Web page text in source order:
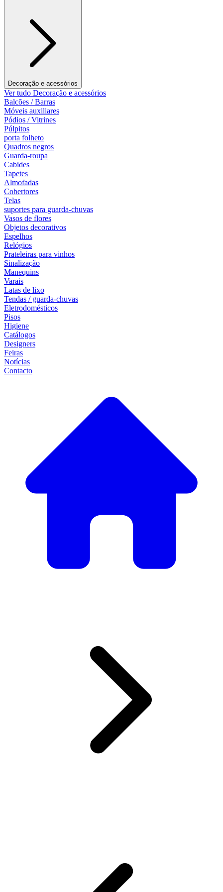
Decoração e acessórios
Ver tudo Decoração e acessórios
Balcões / Barras
Móveis auxiliares
Pódios / Vitrines
Púlpitos
porta folheto
Quadros negros
Guarda-roupa
Cabides
Tapetes
Almofadas
Cobertores
Telas
suportes para guarda-chuvas
Vasos de flores
Objetos decorativos
Espelhos
Relógios
Prateleiras para vinhos
Sinalização
Manequins
Varais
Latas de lixo
Tendas / guarda-chuvas
Eletrodomésticos
Pisos
Higiene
Catálogos
Designers
Feiras
Notícias
Contacto